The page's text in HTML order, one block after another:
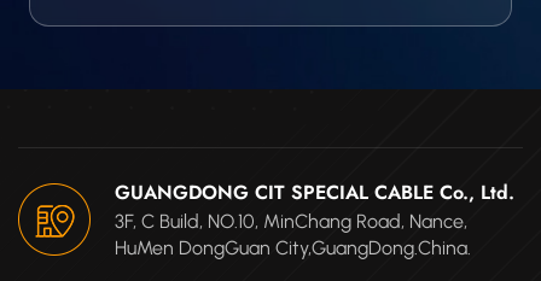
GUANGDONG CIT SPECIAL CABLE Co., Ltd.
3F, C Build, NO.10, MinChang Road, Nance,
HuMen DongGuan City,GuangDong.China.